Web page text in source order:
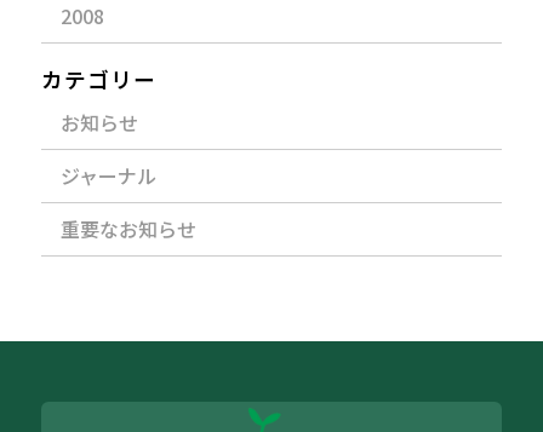
2008
カテゴリー
お知らせ
ジャーナル
重要なお知らせ